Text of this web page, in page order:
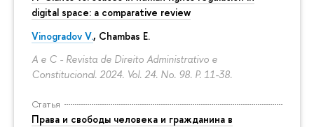
digital space: a comparative review
Vinogradov V., Chambas E.
A e C - Revista de Direito Administrativo e
Constitucional. 2024. Vol. 24. No. 98. P. 11-38.
Статья
Права и свободы человека и гражданина в